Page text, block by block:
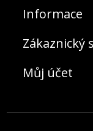
Informace
Zákaznický
Můj účet